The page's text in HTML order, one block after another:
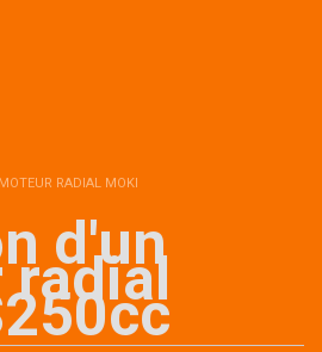
RADIAL MOKI
d'un
radial